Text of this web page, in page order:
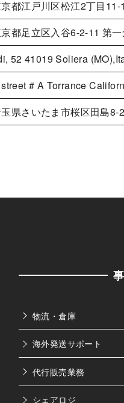
都江戸川区松江2丁目11-
都足立区入谷6-2-11 第
52 41019 Soliera
# A Torrance
県さいたま市桜区田島8-
物流・倉庫
海外発送サポート
代行販売業務
シェアロジ